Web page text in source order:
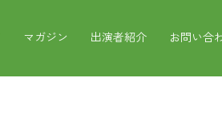
マガジン 出演者紹介 お問い合